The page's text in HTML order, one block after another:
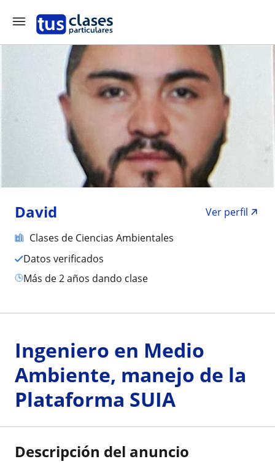
David
Ver perfil
Clases de Ciencias Ambientales
Datos verificados
más de 2 años dando clase
Ingeniero en Medio
Ambiente, manejo de la
Plataforma SUIA
Descripción del anuncio